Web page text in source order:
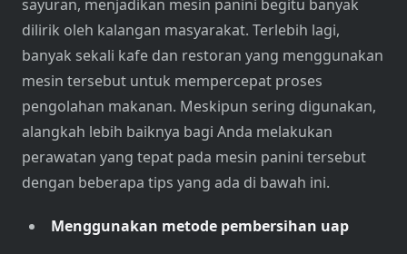
sayuran, menjadikan mesin panini begitu banyak
dilirik oleh kalangan masyarakat. Terlebih lagi,
banyak sekali kafe dan restoran yang menggunakan
mesin tersebut untuk mempercepat proses
pengolahan makanan. Meskipun sering digunakan,
alangkah lebih baiknya bagi Anda melakukan
perawatan yang tepat pada mesin panini tersebut
dengan beberapa tips yang ada di bawah ini.
Menggunakan metode pembersihan uap